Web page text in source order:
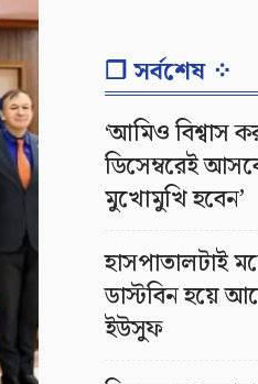
❐ সর্বশেষ ⁘
‘আমিও বিশ্বাস
ডিসেম্বরেই
মুখোমুখি হবেন’
হাসপাতালটাই
ডাস্টবিন হয়ে
ইউসুফ